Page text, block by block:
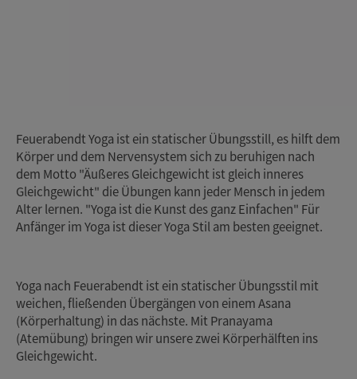
Feuerabendt Yoga ist ein statischer Übungsstill, es hilft dem
Körper und dem Nervensystem sich zu beruhigen nach
dem Motto "Äußeres Gleichgewicht ist gleich inneres
Gleichgewicht" die Übungen kann jeder Mensch in jedem
Alter lernen. "Yoga ist die Kunst des ganz Einfachen" Für
Anfänger im Yoga ist dieser Yoga Stil am besten geeignet.
Yoga nach Feuerabendt ist ein statischer Übungsstil mit
weichen, fließenden Übergängen von einem Asana
(Körperhaltung) in das nächste. Mit Pranayama
(Atemübung) bringen wir unsere zwei Körperhälften ins
Gleichgewicht.